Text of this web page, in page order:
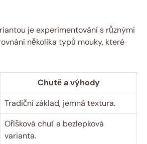
je experimentování s různými
několika typů mouky, které
Chutě a výhody
Tradiční základ, jemná textura.
Oříšková chuť a bezlepková
varianta.